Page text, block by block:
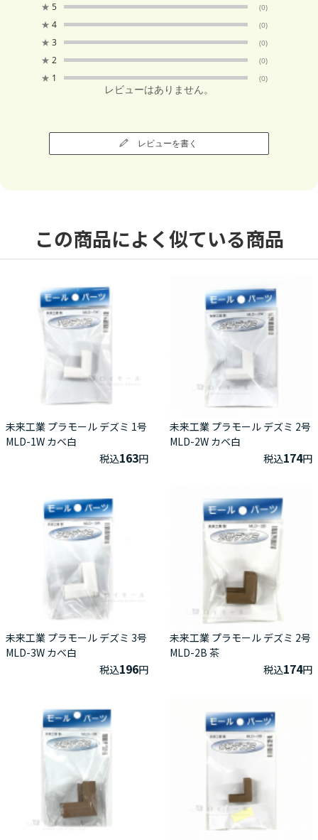
★ 5 (0)
★ 4 (0)
★ 3 (0)
★ 2 (0)
★ 1 (0)
レビューはありません。
レビューを書く
この商品によく似ている商品
未来工業 プラモール デズミ 1号
MLD-1W カベ白
税込163円
未来工業 プラモール デズミ 2号
MLD-2W カベ白
税込174円
未来工業 プラモール デズミ 3号
MLD-3W カベ白
税込196円
未来工業 プラモール デズミ 2号
MLD-2B 茶
税込174円